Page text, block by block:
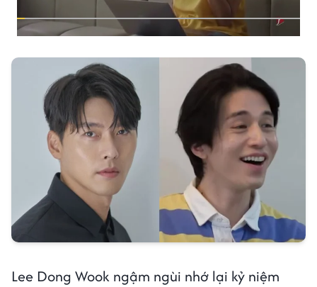
Lee Dong Wook ngậm ngùi nhớ lại kỷ niệm